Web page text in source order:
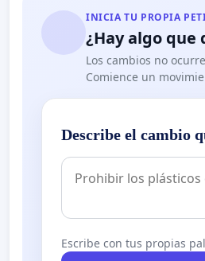
INICIA TU PROPIA
¿Hay algo que
Los cambios no
Comience un
Describe el cambio
Escribe con tus propias